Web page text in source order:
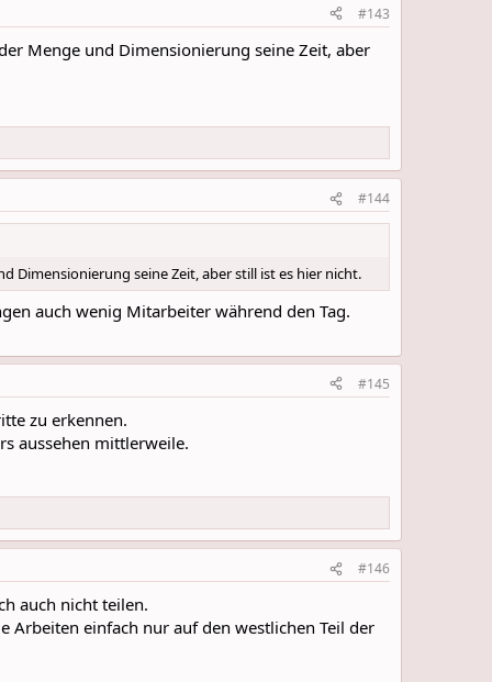
#143
Menge und Dimensionierung seine Zeit, aber
#144
Dimensionierung seine Zeit, aber still ist es hier nicht.
auch wenig Mitarbeiter während den Tag.
#145
zu erkennen.
aussehen mittlerweile.
#146
auch nicht teilen.
Arbeiten einfach nur auf den westlichen Teil der